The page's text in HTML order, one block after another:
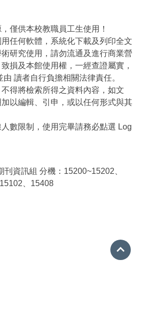
僅供本校教職員工生使用！
任何軟體，系統化下載及列印全文
研究使用，請勿流通及進行商業營
損及本館使用權，一經查證屬實，
讀者自行負擔相關法律責任。
得將檢索所得之資料內容，如文
以編輯、引申，或以任何形式與其
數限制，使用完畢請務必點選 Log
刊資訊組 分機：15200~15202、
15102、15408